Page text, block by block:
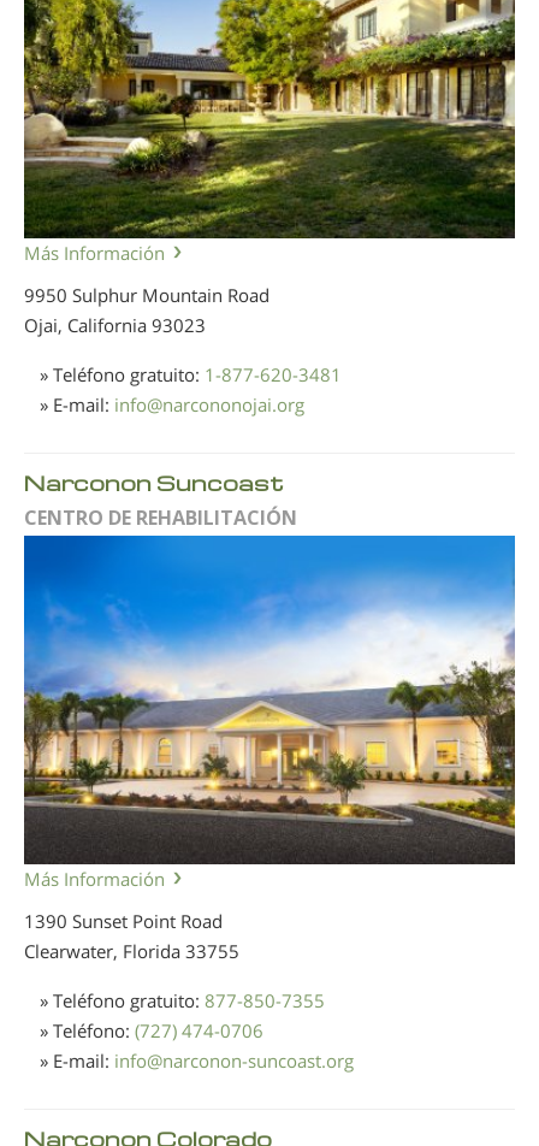
Más Información
9950 Sulphur Mountain Road
Ojai, California 93023
» Teléfono gratuito: 1-877-620-3481
» E-mail: info@narcononojai.org
Narconon Suncoast
CENTRO DE REHABILITACIÓN
Más Información
1390 Sunset Point Road
Clearwater, Florida 33755
» Teléfono gratuito: 877-850-7355
» Teléfono: (727) 474-0706
» E-mail: info@narconon-suncoast.org
Narconon Colorado